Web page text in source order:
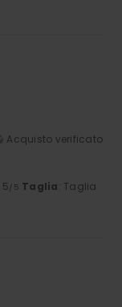
Acquisto verificato
5 /5 Taglia: Taglia